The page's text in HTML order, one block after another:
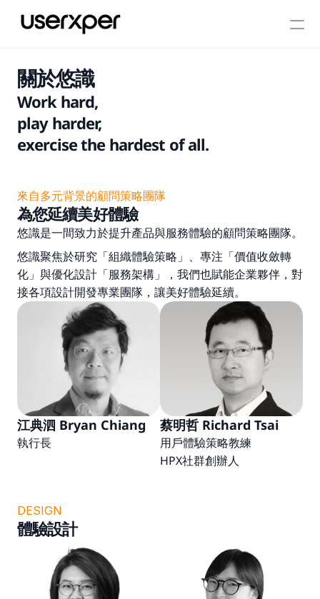
關於悠識
Work hard,
play harder,
exercise the hardest of all.
江典泗 Bryan Chiang
執行長
蔡明哲 Richard Tsai
用戶體驗策略教練
HPX社群創辦人
來自多元背景的顧問策略團隊
為您延續美好體驗
悠識是一間致力於提升產品與服務體驗的顧問策略團隊。
悠識聚焦於研究「組織體驗策略」、專注「價值收斂轉
化」與優化設計「服務架構」，我們也賦能企業夥伴，對
接各項設計開發專業團隊，讓美好體驗延續。
DESIGN
體驗設計